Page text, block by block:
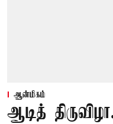
ஆன்மிகம்
ஆடித்